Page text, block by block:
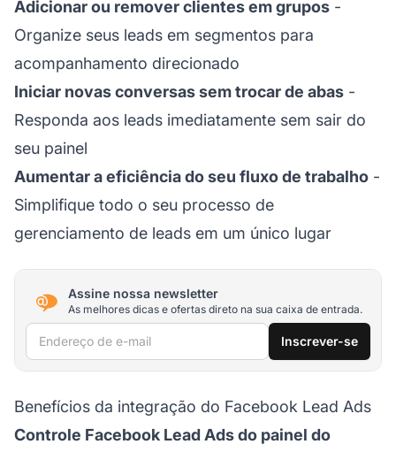
Adicionar ou remover clientes em grupos -
Organize seus leads em segmentos para
acompanhamento direcionado
Iniciar novas conversas sem trocar de abas -
Responda aos leads imediatamente sem sair do
seu painel
Aumentar a eficiência do seu fluxo de trabalho -
Simplifique todo o seu processo de
gerenciamento de leads em um único lugar
Assine nossa newsletter
As melhores dicas e ofertas direto na sua caixa de entrada.
Endereço de e-mail Inscrever-se
Benefícios da integração do Facebook Lead Ads
Controle Facebook Lead Ads do painel do